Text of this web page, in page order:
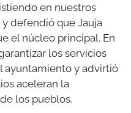
en nuestros
defendió que Jauja
el núcleo principal. En
los servicios
ayuntamiento y advirtió
aceleran la
los pueblos.